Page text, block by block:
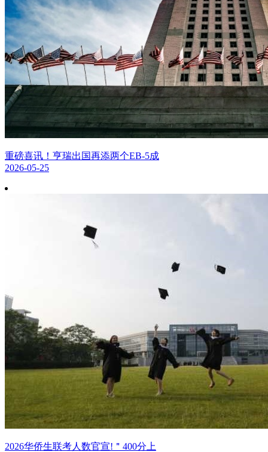
重磅喜讯！亨瑞出国再添两个EB-5成
2026-05-25
2026华侨生联考人数官宣!＂400分上